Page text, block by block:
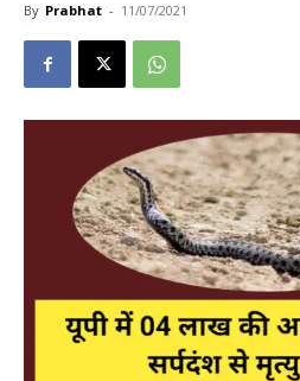
By Prabhat - 11/07/2021